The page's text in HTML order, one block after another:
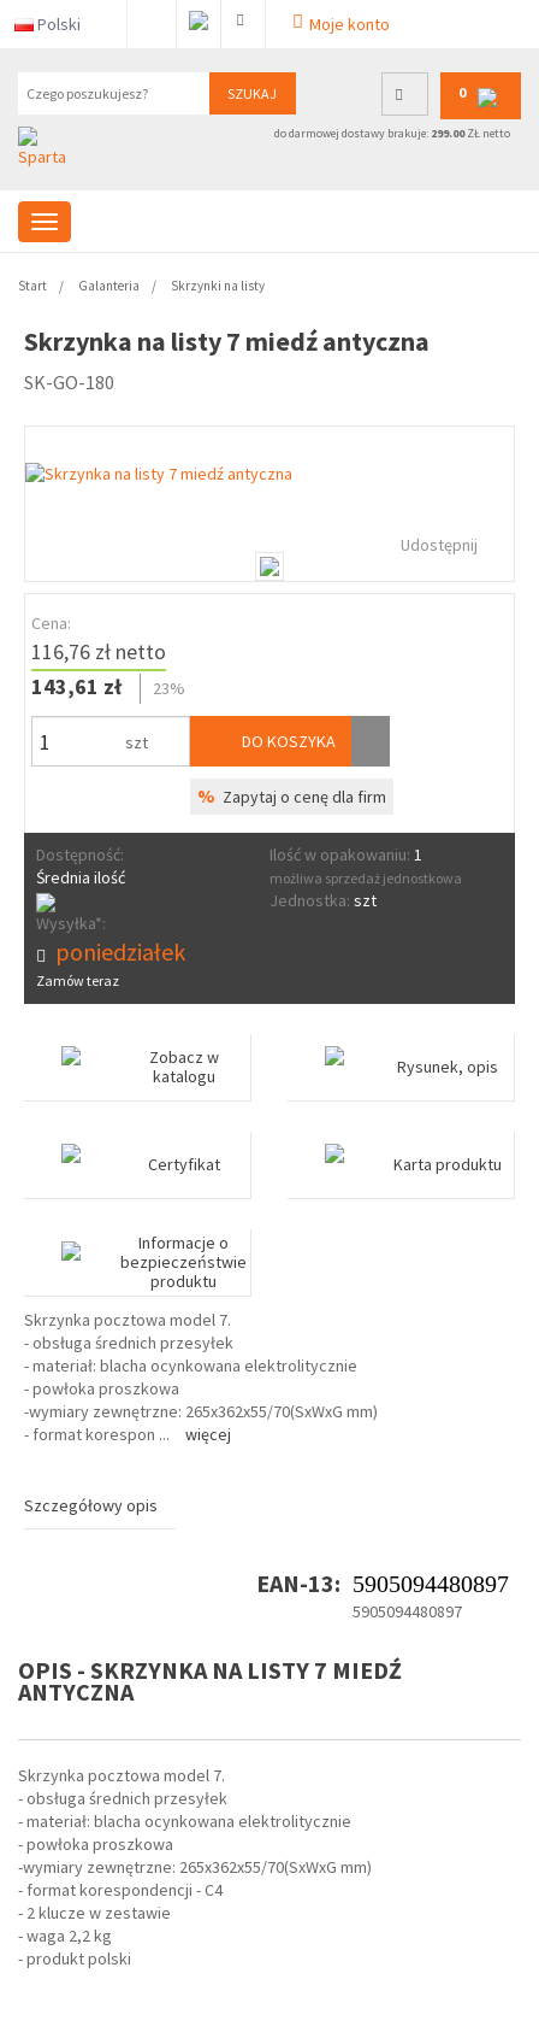
Polski Moje konto
SZUKAJ 0
do darmowej dostawy brakuje: 299.00ZŁ netto
Start Galanteria Skrzynki na listy
Skrzynka na listy 7 miedź antyczna
SK-GO-180
Udostępnij
Cena:
116,76 zł netto
143,61 zł
23%
szt DO KOSZYKA
% Zapytaj o cenę dla firm
Dostępność:
Średnia ilość
Ilość w opakowaniu: 1
możliwa sprzedaż jednostkowa
Jednostka: szt
Wysyłka*:
poniedziałek
Zamów teraz
Zobacz w
katalogu
Rysunek, opis
Certyfikat Karta produktu
Informacje o
bezpieczeństwie
produktu
Skrzynka pocztowa model 7.
- obsługa średnich przesyłek
- materiał: blacha ocynkowana elektrolitycznie
- powłoka proszkowa
-wymiary zewnętrzne: 265x362x55/70(SxWxG mm)
- format korespon ... więcej
Szczegółowy opis
EAN-13: 5905094480897
5905094480897
OPIS - SKRZYNKA NA LISTY 7 MIEDŹ
ANTYCZNA
Skrzynka pocztowa model 7.
- obsługa średnich przesyłek
- materiał: blacha ocynkowana elektrolitycznie
- powłoka proszkowa
-wymiary zewnętrzne: 265x362x55/70(SxWxG mm)
- format korespondencji - C4
- 2 klucze w zestawie
- waga 2,2 kg
- produkt polski